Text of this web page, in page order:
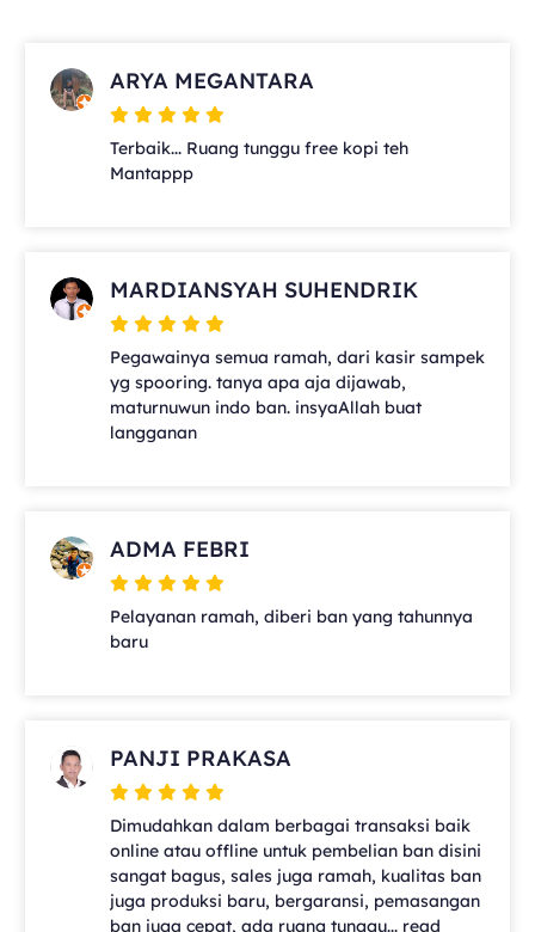
ARYA MEGANTARA
Terbaik... Ruang tunggu free kopi teh
Mantappp
MARDIANSYAH SUHENDRIK
Pegawainya semua ramah, dari kasir sampek
yg spooring. tanya apa aja dijawab,
maturnuwun indo ban. insyaAllah buat
langganan
ADMA FEBRI
Pelayanan ramah, diberi ban yang tahunnya
baru
PANJI PRAKASA
Dimudahkan dalam berbagai transaksi baik
online atau offline untuk pembelian ban disini
sangat bagus, sales juga ramah, kualitas ban
juga produksi baru, bergaransi, pemasangan
ban juga cepat, ada ruang tunggu... read